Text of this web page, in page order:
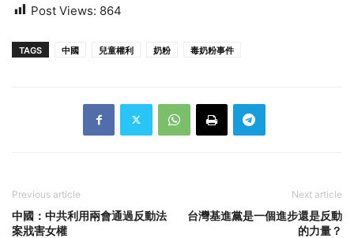
Post Views: 864
TAGS 中國 兒童權利 奶粉 毒奶粉事件
Previous article
中國：中共利用兩會通過反動法
案戕害女權
Next article
台灣基進黨是一個進步還是反動
的力量？